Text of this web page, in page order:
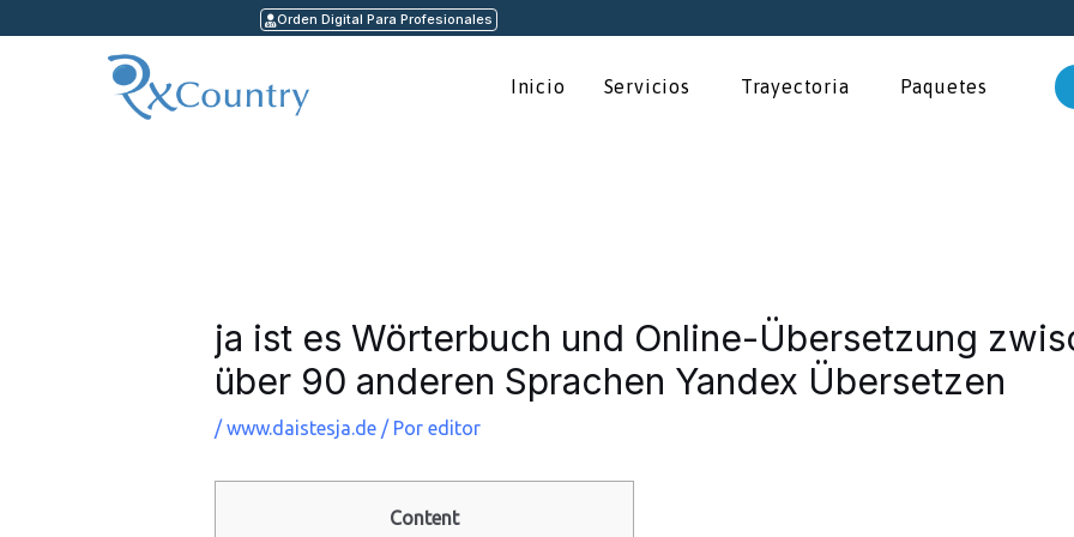
Orden Digital Para Profesionales
Inicio Servicios Trayectoria Paquetes
ja ist es Wörterbuch und Online-Übersetzung
über 90 anderen Sprachen Yandex Übersetzen
/www.daistesja.de/ Por editor
Content